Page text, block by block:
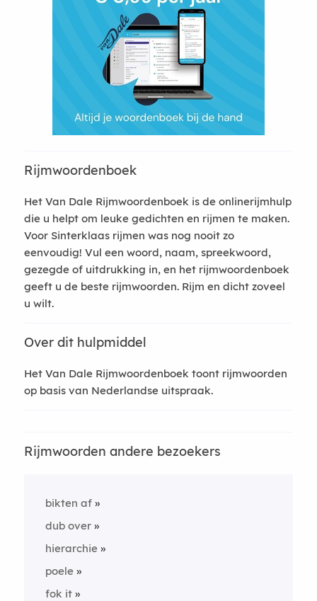
Rijmwoordenboek
Het Van Dale Rijmwoordenboek is de onlinerijmhulp
die u helpt om leuke gedichten en rijmen te maken.
Voor Sinterklaas rijmen was nog nooit zo
eenvoudig! Vul een woord, naam, spreekwoord,
gezegde of uitdrukking in, en het rijmwoordenboek
geeft u de beste rijmwoorden. Rijm en dicht zoveel
u wilt.
Over dit hulpmiddel
Het Van Dale Rijmwoordenboek toont rijmwoorden
op basis van Nederlandse uitspraak.
Rijmwoorden andere bezoekers
bikten af
dub over
hierarchie
poele
fok it